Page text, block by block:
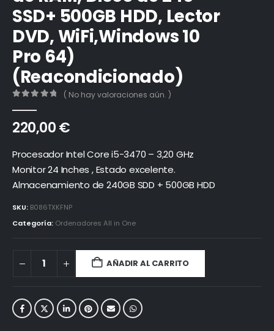
SSD+ 500GB HDD, Lector
DVD, WiFi,Windows 10
Pro 64)
(Reacondicionado)
( No hay valoraciones aún. )
220,00€
Procesador Intel Core i5-3470 – 3,20 GHz
Monitor 24 Inches , Estado excelente.
Almacenamiento de 240GB SDD + 500GB HDD
SKU: B086TXKFNP
Categoría: Ordenadores All in One
AÑADIR AL CARRITO